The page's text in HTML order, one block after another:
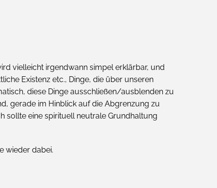
vielleicht irgendwann simpel erklärbar, und
Existenz etc., Dinge, die über unseren
diese Dinge ausschließen/ausblenden zu
gerade im Hinblick auf die Abgrenzung zu
sollte eine spirituell neutrale Grundhaltung
wieder dabei.